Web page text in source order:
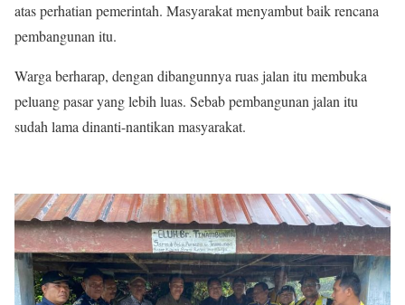
atas perhatian pemerintah. Masyarakat menyambut baik rencana
pembangunan itu.
Warga berharap, dengan dibangunnya ruas jalan itu membuka
peluang pasar yang lebih luas. Sebab pembangunan jalan itu
sudah lama dinanti-nantikan masyarakat.